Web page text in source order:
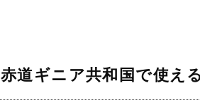
赤道ギニア共和国で使え